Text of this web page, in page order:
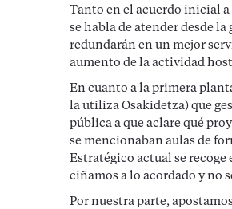
Tanto en el acuerdo inicial a
se habla de atender desde
redundarán en un mejor
aumento de la actividad
En cuanto a la primera
la utiliza Osakidetza) que
pública a que aclare qué
se mencionaban aulas de
Estratégico actual se recoge
ciñamos a lo acordado y no
Por nuestra parte,